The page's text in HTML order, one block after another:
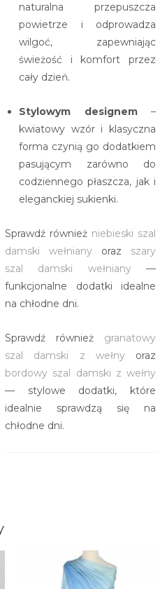
naturalna przepuszcza
powietrze i odprowadza
wilgoć, zapewniając
świeżość i komfort przez
cały dzień.
Stylowym designem–
kwiatowy wzór i klasyczna
forma czynią go dodatkiem
pasującym zarówno do
codziennego płaszcza, jak i
eleganckiej sukienki.
Sprawdź również niebieski szal
damski wełniany oraz szary
szal damski wełniany—
funkcjonalne dodatki idealne
na chłodne dni.
Sprawdź również granatowy
szal damski z wełnyoraz
bordowy szal damski z wełny
— stylowe dodatki, które
idealnie sprawdzą się na
chłodne dni.